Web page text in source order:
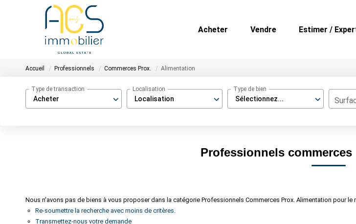
Acheter Vendre Estimer /
Accueil Professionnels Commerces Prox. Alimentation
Acheter
Type de transaction
Localisation
Localisation
Sélectionnez...
Type de bien
Professionnels
Nous n'avons pas de biens à vous proposer dans la catégorie Professionnels Commerces Prox. Alimentation pour
Re-soumettre la recherche avec moins de critères.
Transmettez-nous votre demande